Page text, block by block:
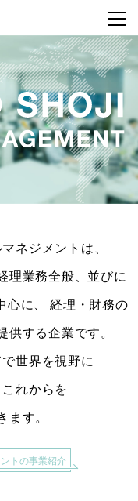
ネジメントは、
理業務全般、並びに
に、
経理・財務の
する企業です。
世界を視野に
れからを
す。
トの事業紹介